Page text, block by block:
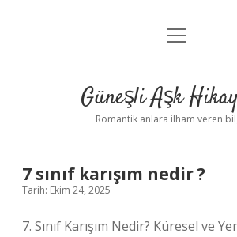
Anasayfa
Yasal Uyarı
menüyü
Güneşli Aşk
Romantik anlara ilham veren
7 sınıf karışım nedir ?
Tarih: Ekim 24, 2025
7. Sınıf Karışım Nedir? Küresel ve